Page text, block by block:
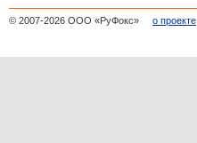
© 2007-2026 ООО «РуФокс» о проекте